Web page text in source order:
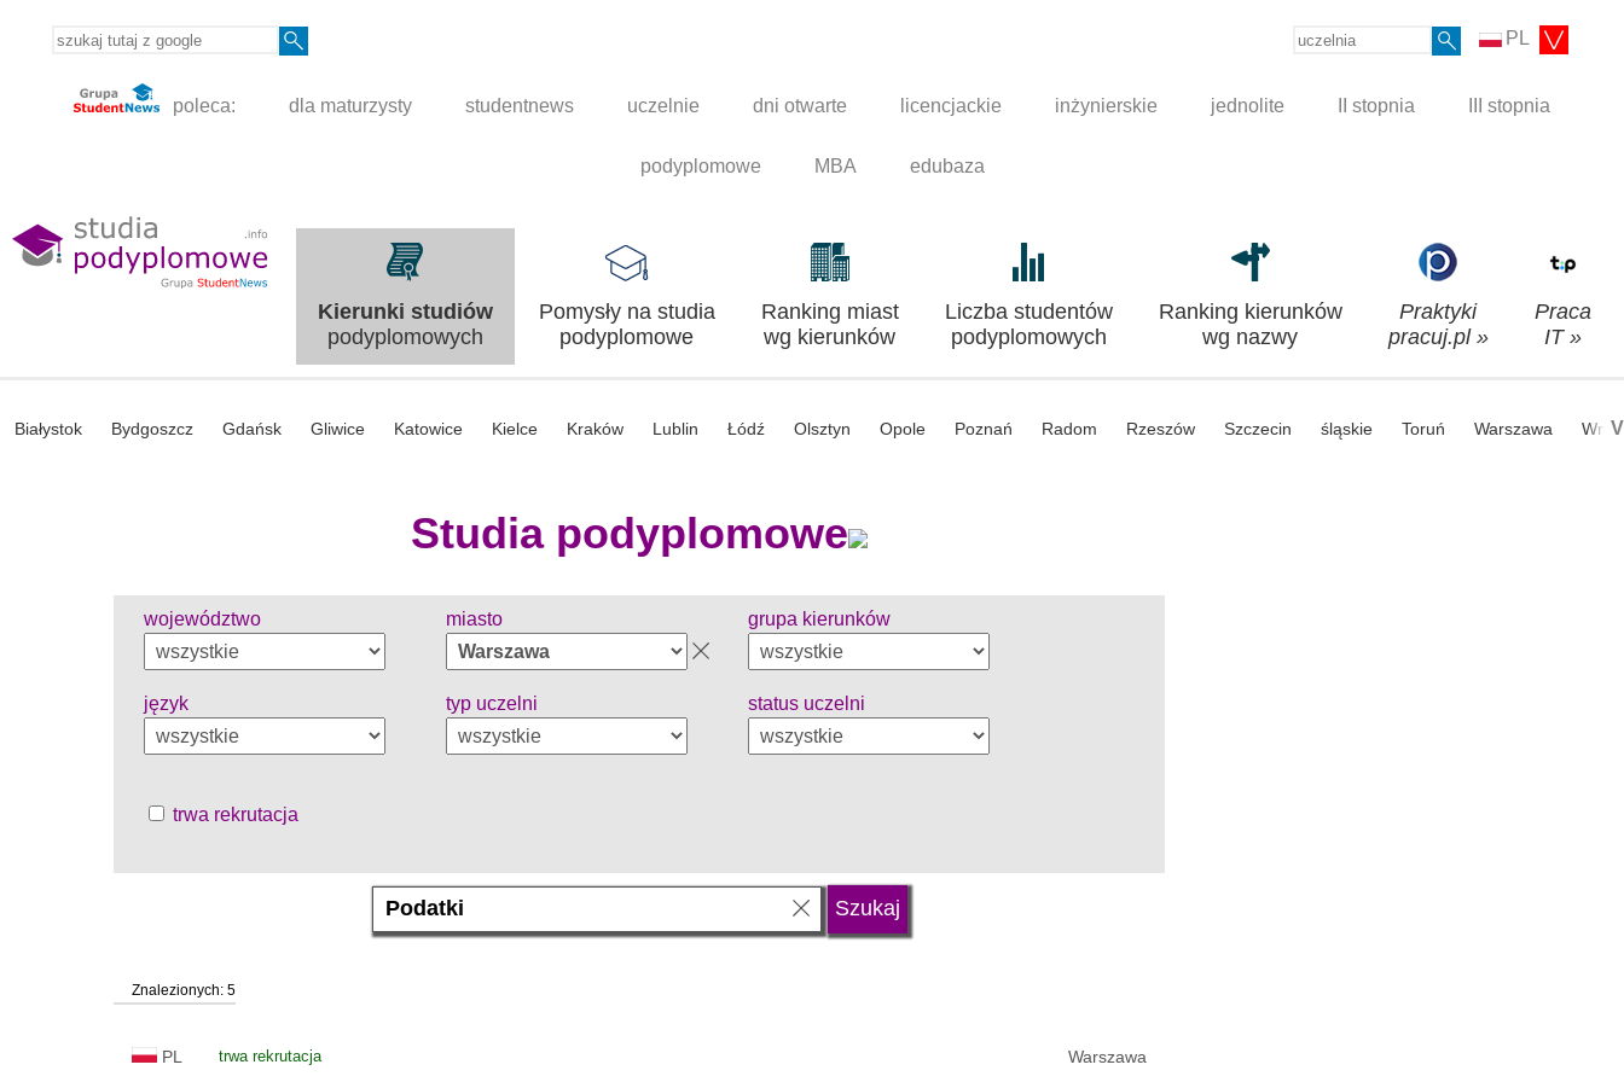
PL
poleca: dla maturzysty studentnews uczelnie dni otwarte licencjackie inżynierskie jednolite II stopnia III stopnia
podyplomowe MBA edubaza
Kierunki studiów
podyplomowych
Pomysły na studia
podyplomowe
Ranking miast
wg kierunków
Liczba studentów
podyplomowych
Ranking kierunków
wg nazwy
Praktyki
pracuj.pl »
Praca
IT »
Białystok Bydgoszcz Gdańsk Gliwice Katowice Kielce Kraków Lublin Łódź Olsztyn Opole Poznań Radom Rzeszów Szczecin śląskie Toruń Warszawa V
Studia podyplomowe
województwo miasto grupa kierunków
język typ uczelni status uczelni
trwa rekrutacja
Znalezionych: 5
PL trwa rekrutacja Warszawa